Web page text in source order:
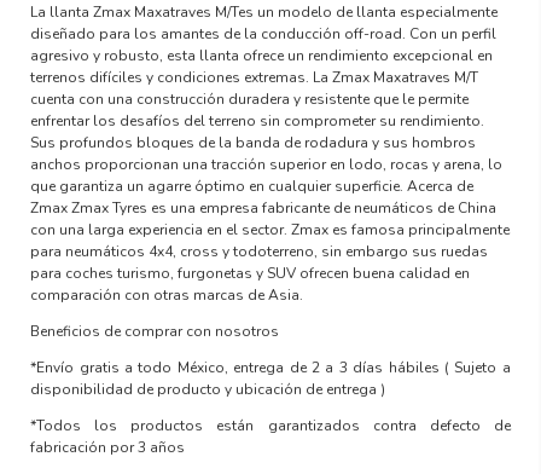
La llantaZmax Maxatraves M/Tes un modelo de llanta especialmente
diseñado para los amantes de la conducción off-road. Con un perfil
agresivo y robusto, esta llanta ofrece un rendimiento excepcional en
terrenos difíciles y condiciones extremas. La Zmax Maxatraves M/T
cuenta con una construcción duradera y resistente que le permite
enfrentar los desafíos del terreno sin comprometer su rendimiento.
Sus profundos bloques de la banda de rodadura y sus hombros
anchos proporcionan una tracción superior en lodo, rocas y arena, lo
que garantiza un agarre óptimo en cualquier superficie. Acerca de
Zmax Zmax Tyres es una empresa fabricante de neumáticos de China
con una larga experiencia en el sector. Zmax es famosa principalmente
para neumáticos 4x4, cross y todoterreno, sin embargo sus ruedas
para coches turismo, furgonetas y SUV ofrecen buena calidad en
comparación con otras marcas de Asia.
Beneficios de comprar con nosotros
*Envío gratis a todo México, entrega de 2 a 3 días hábiles ( Sujeto a
disponibilidad de producto y ubicación de entrega )
*Todos los productos están garantizados contra defecto de
fabricación por 3 años